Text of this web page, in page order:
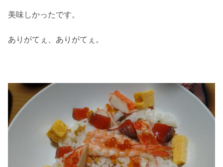
美味しかったです。
ありがてぇ、ありがてぇ。